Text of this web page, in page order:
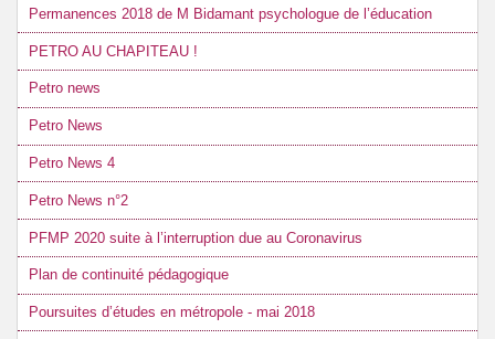
Permanences 2018 de M Bidamant psychologue de l’éducation
PETRO AU CHAPITEAU !
Petro news
Petro News
Petro News 4
Petro News n°2
PFMP 2020 suite à l’interruption due au Coronavirus
Plan de continuité pédagogique
Poursuites d’études en métropole - mai 2018